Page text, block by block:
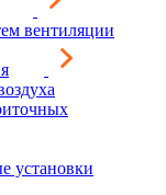
вентиляции
установки